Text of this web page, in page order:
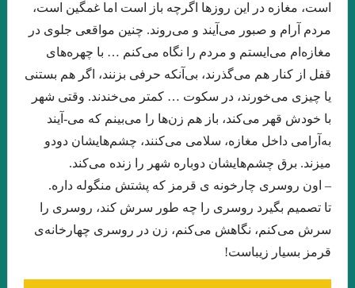
چند شعر کوتاه از زانا کوردستانی
نيمى از شب يا اندكى از آن را بكاه درجستجوی ۱۴۰۱
دشت آبی .امیر حسین تیکنی
. او و من . ناتالیا گینزبورگ .ترجمه محسن ابراهیم
وآن اتفاق رقم می‌خورد. ماهرو خوشکام
«کرونا» ویروس ۲۲ .شمس آقاجانی پریا . حسین آتش پرور
Namiq Hewrami . ترجمه : زانا_کوردستانی خالق نوساز صورتگر
است، مغازه در این روزها اگرچه باز است اما غمگین است،
مردم آرام و صبور می‌آیند و می‌روند. چنین مواقعی جلوی در
مغازه‌ام می‌ایستم و مردم را نگاه می‌کنم … با چهره‌های
قفل از کنار هم می‌گذرند، بی‌آنکه حرفی بزنند، اگر هم بستنی
یا چیزی می‌خورند، در سکوت … کمتر می‌خندند. وقتی شهر
با خودش قهر می‌کند، باز هم زن‌ها را می‌بینم که می-آیند
به‌آرامی داخل مغازه، سلامی می‌کنند، چشم‌هایشان دودو
میزند. برق چشم‌هایشان دوباره شهر را زنده می‌کند.
– اون روسری چارخونه ی قرمز که پشتش منگوله داره.
تا تصمیم بگیرد روسری را چه طور سرش کند، روسری را
سرش می‌کنم، نگاهش می‌کنم، زن در روسری چهارخانه‌ی
قرمز بسیار زیباست!